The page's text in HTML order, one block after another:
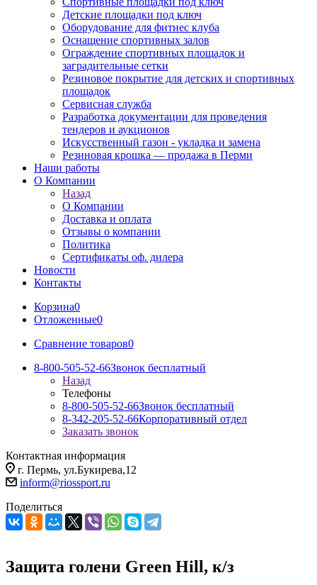
Детские площадки под ключ
Оборудование для фитнес клуба
Оснащение спортивных залов
Ограждение спортивных площадок и
заградительные сетки
Резиновое покрытие для детских и спортивных
площадок
Сервисная служба
Разработка документации для проведения
тендеров и аукционов
Искусственный газон - укладка и замена
Резиновая крошка — продажа в Перми
Наши работы
О Компании
Назад
О Компании
Доставка и оплата
Отзывы о компании
Политика
Сертификаты оф. дилера
Новости
Контакты
Корзина0
Отложенные0
Сравнение товаров0
8-800-505-52-66Звонок бесплатный
Назад
Телефоны
8-800-505-52-66Звонок бесплатный
8-342-205-52-66Корпоративный отдел
Заказать звонок
Контактная информация
г. Пермь, ул.Букирева,12
inform@riossport.ru
Поделиться
Защита голени Green Hill, к/з